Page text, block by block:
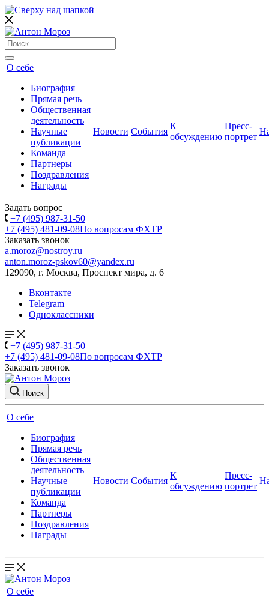
О себе
Биография
Прямая речь
Общественная
деятельность
Научные
публикации
Команда
Партнеры
Поздравления
Награды
Новости События
К
обсуждению
Пресс-
портрет
Задать вопрос
+7 (495) 987-31-50
+7 (495) 481-09-08По вопросам ФХТР
Заказать звонок
a.moroz@nostroy.ru
anton.moroz-pskov60@yandex.ru
129090, г. Москва, Проспект мира, д. 6
Вконтакте
Telegram
Одноклассники
+7 (495) 987-31-50
+7 (495) 481-09-08По вопросам ФХТР
Заказать звонок
Поиск
О себе
Биография
Прямая речь
Общественная
деятельность
Научные
публикации
Команда
Партнеры
Поздравления
Награды
Новости События
К
обсуждению
Пресс-
портрет
О себе